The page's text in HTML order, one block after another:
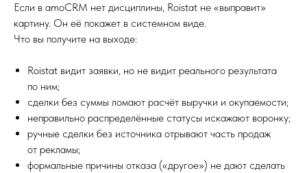
Если в amoCRM нет дисциплины, Roistat не «выправит»
картину. Он её покажет в системном виде.
Что вы получите на выходе:
Roistat видит заявки, но не видит реального результата
по ним;
сделки без суммы ломают расчёт выручки и окупаемости;
неправильно распределённые статусы искажают воронку;
ручные сделки без источника отрывают часть продаж
от рекламы;
формальные причины отказа («другое») не дают сделать